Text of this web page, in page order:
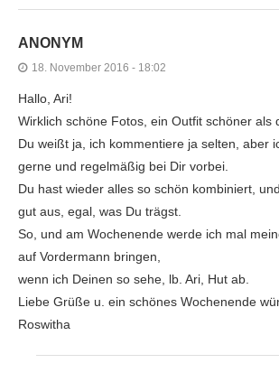
ANONYM
18. November 2016 - 18:02
Hallo, Ari!
Wirklich schöne Fotos, ein Outfit schöner als
Du weißt ja, ich kommentiere ja selten, aber
gerne und regelmäßig bei Dir vorbei.
Du hast wieder alles so schön kombiniert,
gut aus, egal, was Du trägst.
So, und am Wochenende werde ich mal
auf Vordermann bringen,
wenn ich Deinen so sehe, lb. Ari, Hut ab.
Liebe Grüße u. ein schönes Wochenende
Roswitha